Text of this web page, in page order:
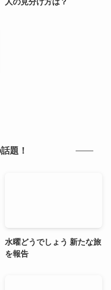
題！
水曜どうでしょう 新たな旅
を報告